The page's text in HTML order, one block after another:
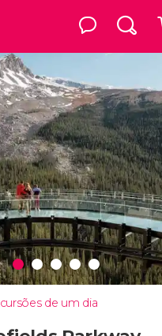
de um dia